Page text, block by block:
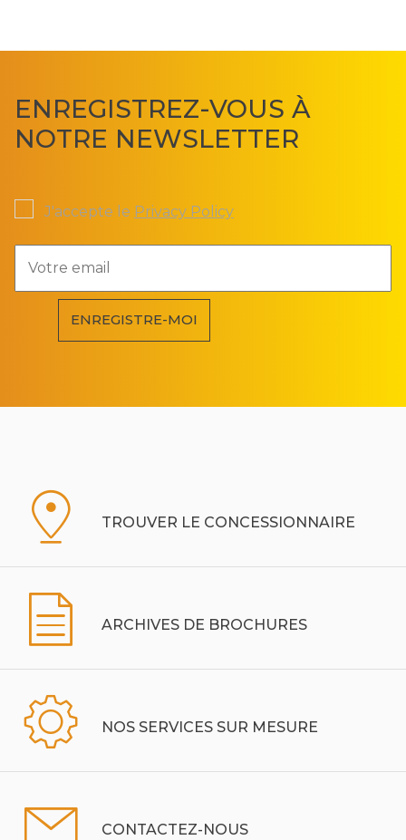
ENREGISTREZ-VOUS À
NOTRE NEWSLETTER
J'accepte le Privacy Policy
ENREGISTRE-MOI
TROUVER LE CONCESSIONNAIRE
ARCHIVES DE BROCHURES
NOS SERVICES SUR MESURE
CONTACTEZ-NOUS